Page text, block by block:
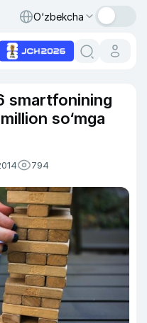
O‘zbekcha
smartfonining
so‘mga
794